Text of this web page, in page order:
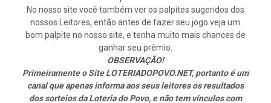
No nosso site você também ver os palpites sugeridos dos
nossos Leitores, então antes de fazer seu jogo veja um
bom palpite no nosso site, e tenha muito mais chances de
ganhar seu prêmio.
OBSERVAÇÃO!
Primeiramente o Site LOTERIADOPOVO.NET, portanto é um
canal que apenas informa aos seus leitores os resultados
dos sorteios da Loteria do Povo, e não tem vínculos com